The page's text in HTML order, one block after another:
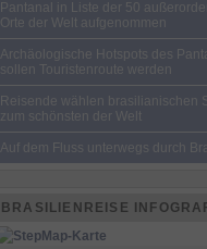
Pantanal in Liste der 50
Orte der Welt aufgenommen
Archäologische Hotspots des
sollen Touristenroute werden
Reisende wählen brasilianischen
zum schönsten der Welt
Auf dem Fluss unterwegs durch
BRASILIENREISE